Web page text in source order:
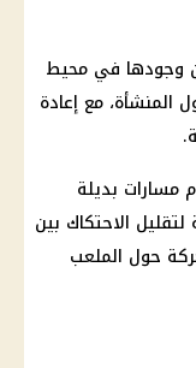
وجودها في محيط
المنشأة، مع إعادة
مسارات بديلة
الاحتكاك بين
حول الملعب